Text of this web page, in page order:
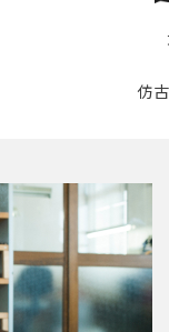
仿